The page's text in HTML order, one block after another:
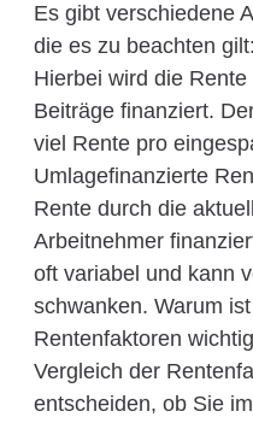
Es gibt verschiedene
die es zu beachten
Hierbei wird die
Beiträge finanziert.
viel Rente pro
Umlagefinanzierte
Rente durch die
Arbeitnehmer
oft variabel und kann
schwanken. Warum
Rentenfaktoren
Vergleich der
entscheiden, ob Sie